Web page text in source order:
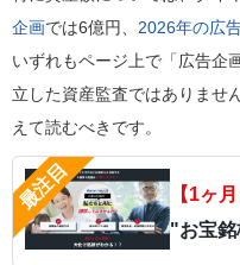
企画では6億円、 2026年の広
いずれもページ上で「広告企
立した資産監査ではありませ
えて読むべきです。
【1ヶ
"お宝銘